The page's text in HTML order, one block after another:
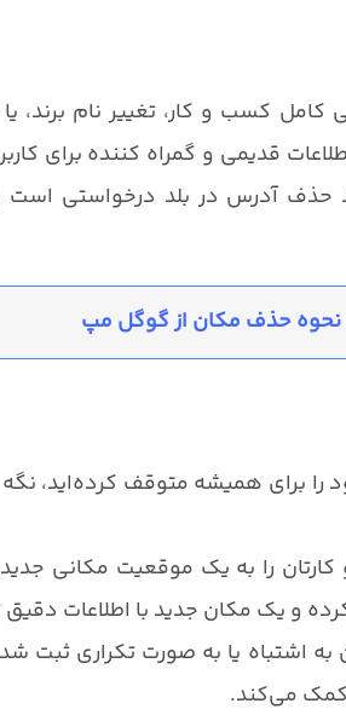
کسب و کار، تغییر نام برند، یا
قدیمی و گمراه کننده برای
حذف آدرس در بلد درخواستی
نحوه حذف مکان از گوگل مپ
را برای همیشه متوقف کرده‌اید،
را به یک موقعیت مکانی
و یک مکان جدید با اطلاعات دقیق
اشتباه یا به صورت تکراری ثبت
کمک می‌کند.